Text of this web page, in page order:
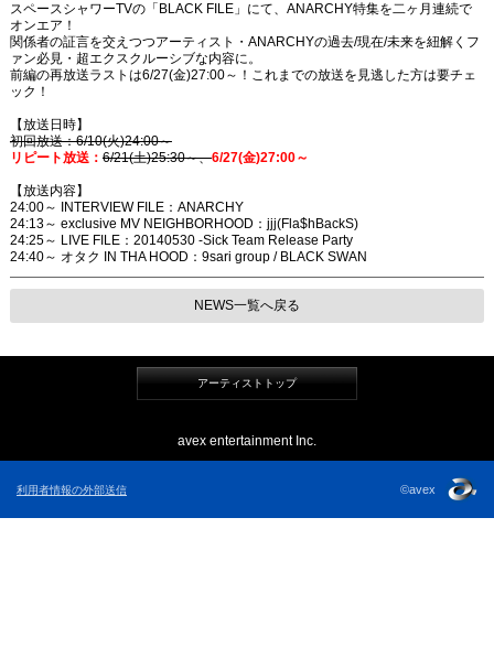
スペースシャワーTVの「BLACK FILE」にて、ANARCHY特集を二ヶ月連続で
オンエア！
関係者の証言を交えつつアーティスト・ANARCHYの過去/現在/未来を紐解くフ
ァン必見・超エクスクルーシブな内容に。
前編の再放送ラストは6/27(金)27:00～！これまでの放送を見逃した方は要チェ
ック！
【放送日時】
初回放送：6/10(火)24:00～
リピート放送： 6/21(土)25:30～、6/27(金)27:00～
【放送内容】
24:00～ INTERVIEW FILE：ANARCHY
24:13～ exclusive MV NEIGHBORHOOD：jjj(Fla$hBackS)
24:25～ LIVE FILE：20140530 -Sick Team Release Party
24:40～ オタク IN THA HOOD：9sari group / BLACK SWAN
NEWS一覧へ戻る
アーティストトップ
avex entertainment Inc.
利用者情報の外部送信 ©avex
Instagram
LINE
YouTube